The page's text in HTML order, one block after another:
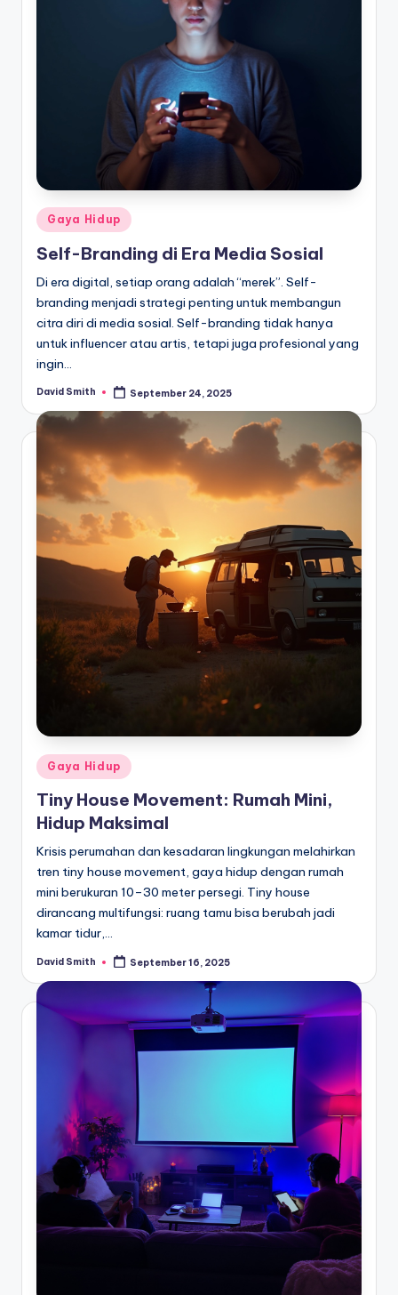
Posted
in
Gaya Hidup
Self-Branding di Era Media Sosial
Di era digital, setiap orang adalah “merek”. Self-
branding menjadi strategi penting untuk membangun
citra diri di media sosial. Self-branding tidak hanya
untuk influencer atau artis, tetapi juga profesional yang
ingin…
Posted
David Smith September 24, 2025
Posted
in
Gaya Hidup
Tiny House Movement: Rumah Mini,
Hidup Maksimal
Krisis perumahan dan kesadaran lingkungan melahirkan
tren tiny house movement, gaya hidup dengan rumah
mini berukuran 10–30 meter persegi. Tiny house
dirancang multifungsi: ruang tamu bisa berubah jadi
kamar tidur,…
Posted
David Smith September 16, 2025